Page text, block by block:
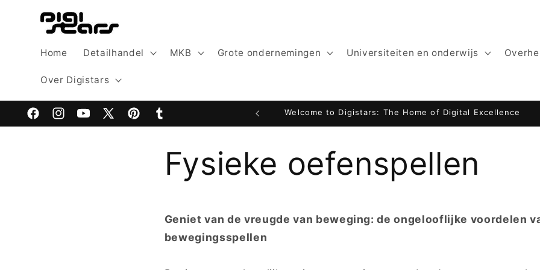
naar de
content
Home Detailhandel MKB Grote ondernemingen Universiteiten en onderwijs
Over Digistars
FacebookInstagramYouTube
X
PinterestTumblr
Welcome to Digistars: The Home of Digital Excellence
Fysieke oefenspellen
Geniet van de vreugde van beweging: de ongelooflijke voordelen
bewegingsspellen